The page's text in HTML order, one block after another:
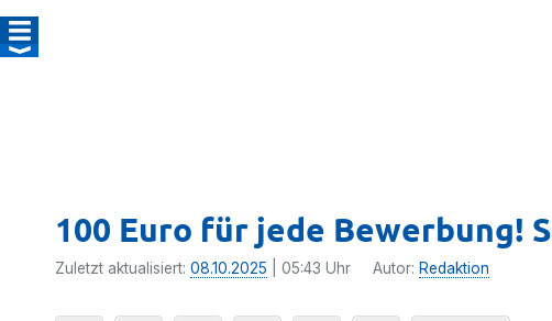
100 Euro für jede Bewerbung!
Zuletzt aktualisiert: 08.10.2025 | 05:43 Uhr Autor: Redaktion